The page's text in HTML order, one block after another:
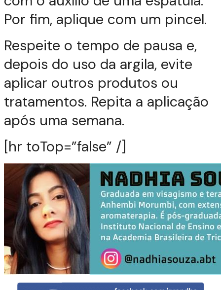
Por fim, aplique com um pincel.
Respeite o tempo de pausa e,
depois do uso da argila, evite
aplicar outros produtos ou
tratamentos. Repita a aplicação
após uma semana.
[hr toTop=”false” /]